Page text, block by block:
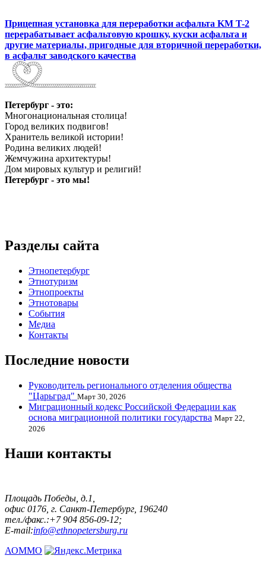
Прицепная установка для переработки асфальта KM T-2
перерабатывает асфальтовую крошку, куски асфальта и
другие материалы, пригодные для вторичной переработки,
в асфальт заводского качества
Петербург - это:
Многонациональная столица!
Город великих подвигов!
Хранитель великой истории!
Родина великих людей!
Жемчужина архитектуры!
Дом мировых культур и религий!
Петербург - это мы!
Разделы сайта
Этнопетербург
Этнотуризм
Этнопроекты
Этнотовары
События
Медиа
Контакты
Последние новости
Руководитель регионального отделения общества
"Царьград" Март 30, 2026
Миграционный кодекс Российской Федерации как
основа миграционной политики государства Март 22,
2026
Наши контакты
Площадь Победы, д.1,
офис 0176, г. Санкт-Петербург, 196240
тел./факс.:+7 904 856-09-12;
E-mail:info@ethnopetersburg.ru
АОММО